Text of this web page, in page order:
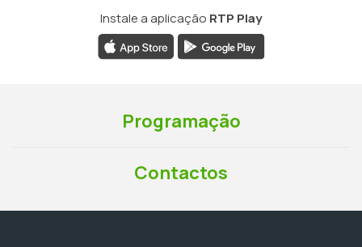
Instale a aplicação RTP Play
Programação
Contactos